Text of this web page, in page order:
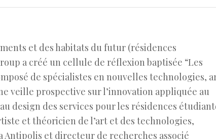
et des habitats du futur (résidences
a créé un cellule de réflexion baptisée “Les
de spécialistes en nouvelles technologies,
veille prospective sur l’innovation appliquée au
design des services pour les résidences
et théoricien de l’art et des technologies,
Antipolis et directeur de recherches associé